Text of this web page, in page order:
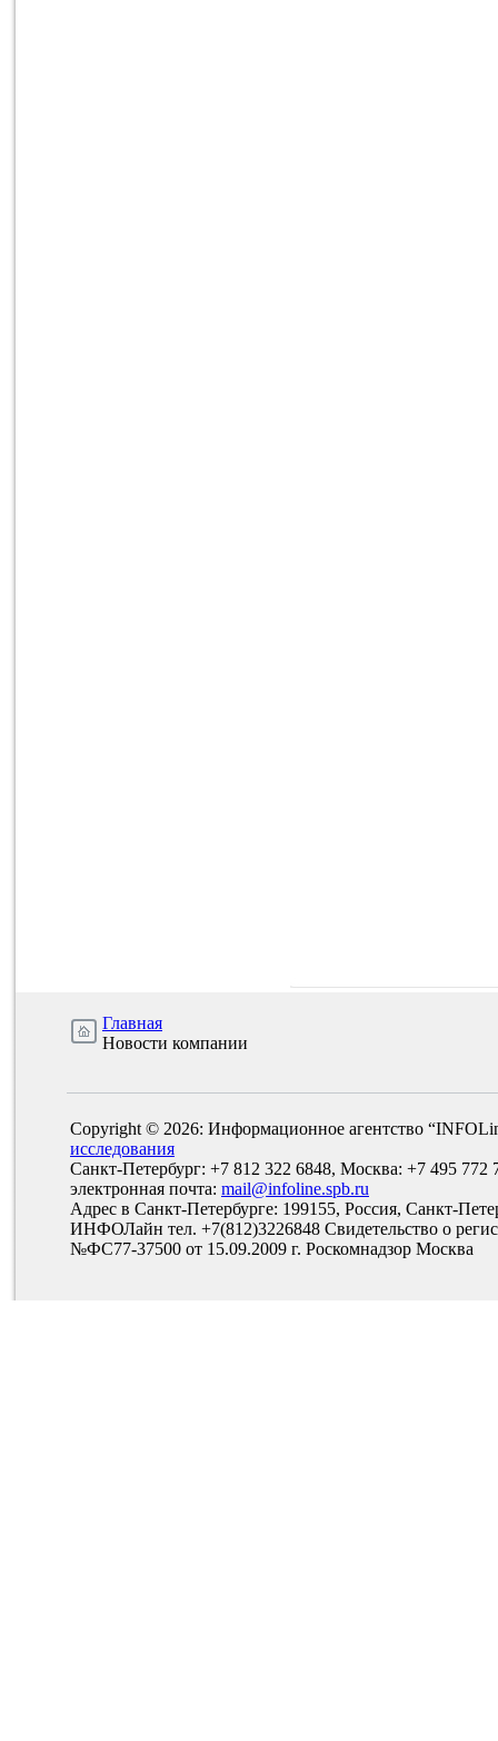
Главная
Новости компании
Copyright © 2026: Информационное агентство
исследования
Санкт-Петербург: +7 812 322 6848, Москва: +7 495 772
электронная почта: mail@infoline.spb.ru
Адрес в Санкт-Петербурге: 199155, Россия, Санкт-
ИНФОЛайн тел. +7(812)3226848 Свидетельство о
№ФС77-37500 от 15.09.2009 г. Роскомнадзор Москва